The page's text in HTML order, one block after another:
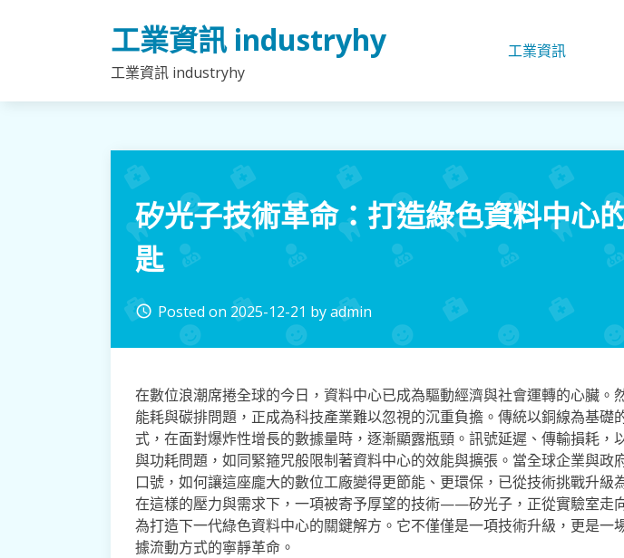
工業資訊 industryhy
工業資訊 industryhy
工業資訊
矽光子技術革命：打造綠色資料中心
匙
access_time Posted on2025-12-21 byadmin
在數位浪潮席捲全球的今日，資料中心已成為驅動經濟與社會運轉的心臟。
能耗與碳排問題，正成為科技產業難以忽視的沉重負擔。傳統以銅線為基礎
式，在面對爆炸性增長的數據量時，逐漸顯露瓶頸。訊號延遲、傳輸損耗，
與功耗問題，如同緊箍咒般限制著資料中心的效能與擴張。當全球企業與政
口號，如何讓這座龐大的數位工廠變得更節能、更環保，已從技術挑戰升級
在這樣的壓力與需求下，一項被寄予厚望的技術——矽光子，正從實驗室走
為打造下一代綠色資料中心的關鍵解方。它不僅僅是一項技術升級，更是一
據流動方式的寧靜革命。